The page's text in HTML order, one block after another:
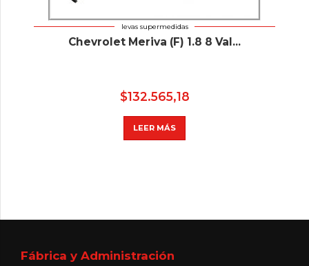
levas supermedidas
Chevrolet Meriva (F) 1.8 8 Val...
$132.565,18
LEER MÁS
Fábrica y Administración